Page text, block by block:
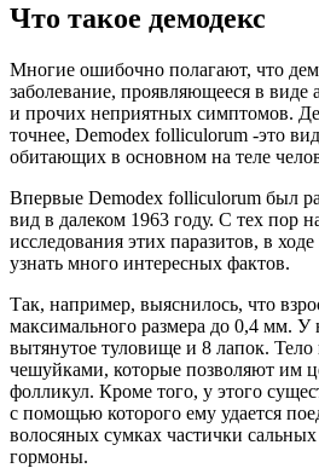
Что такое демодекс
Многие ошибочно полагают, что
заболевание, проявляющееся в виде
и прочих неприятных симптомов.
точнее, Demodex folliculorum -это
обитающих в основном на теле
Впервые Demodex folliculorum был
вид в далеком 1963 году. С тех пор
исследования этих паразитов, в
узнать много интересных фактов.
Так, например, выяснилось, что
максимального размера до 0,4 мм. У
вытянутое туловище и 8 лапок.
чешуйками, которые позволяют им
фолликул. Кроме того, у этого
с помощью которого ему удается
волосяных сумках частички
гормоны.